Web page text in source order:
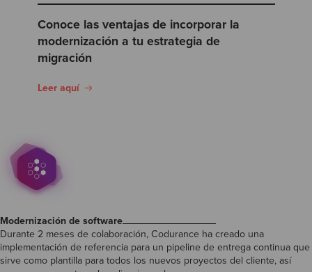
Conoce las ventajas de incorporar la
modernización a tu estrategia de
migración
Leer aquí
Modernización de software
Durante 2 meses de colaboración, Codurance ha creado una
implementación de referencia para un pipeline de entrega continua que
sirve como plantilla para todos los nuevos proyectos del cliente, así